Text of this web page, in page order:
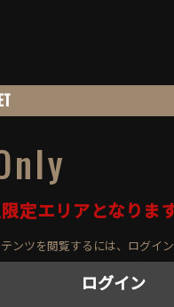
定エリアとなりま
ンツを閲覧するには、ログイン
ログイン